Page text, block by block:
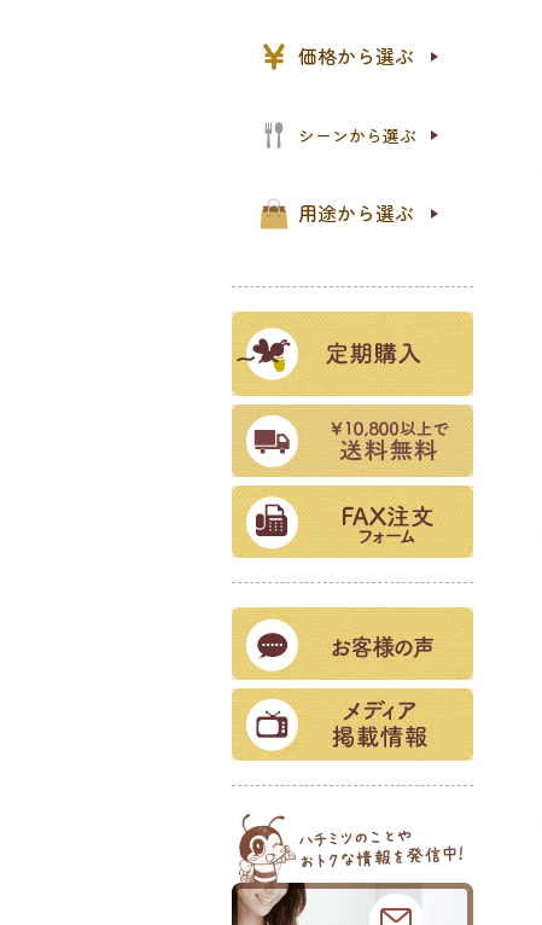
価格から選ぶ 〜
シーンから選ぶ
パ
ご
おや
パー
用途から選ぶ